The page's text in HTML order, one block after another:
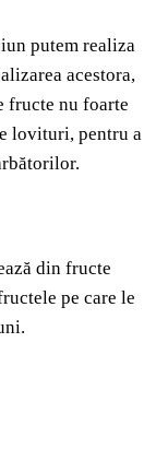
putem realiza
acestora,
fructe nu foarte
lovituri, pentru a
din fructe
pe care le